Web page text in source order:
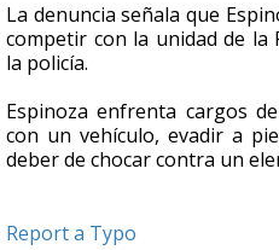
La denuncia señala que
competir con la unidad de
la policía.
Espinoza enfrenta cargos
con un vehículo, evadir a
deber de chocar contra un
Report a Typo